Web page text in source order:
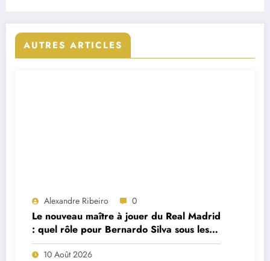
AUTRES ARTICLES
Alexandre Ribeiro 0
Le nouveau maître à jouer du Real Madrid
: quel rôle pour Bernardo Silva sous les
ordres de José Mourinho ?
10 Août 2026